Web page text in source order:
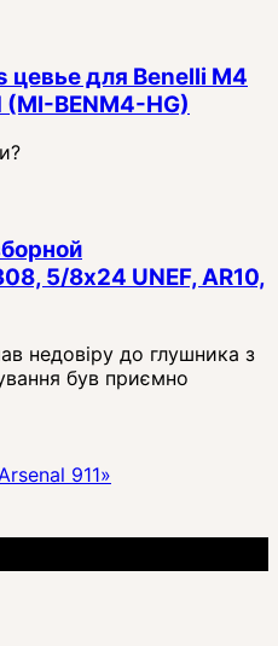
для Benelli M4
(MI-BENM4-HG)
5/8x24 UNEF, AR10,
недовіру до глушника з
був приємно